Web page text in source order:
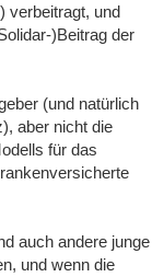
verbeitragt, und
)Beitrag der
(und natürlich
aber nicht die
für das
auch andere junge
und wenn die